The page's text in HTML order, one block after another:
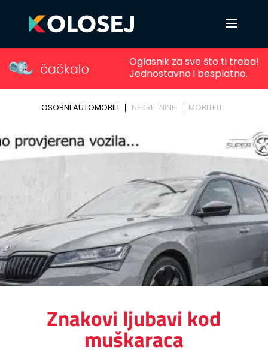
Znakovi ljubavi kod
muškaraca